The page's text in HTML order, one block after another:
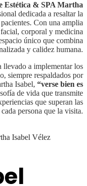
Estética & SPA Martha
dedicada a resaltar la
Con una amplia
corporal y medicina
único que combina
y calidez humana.
llevado a implementar los
siempre respaldados por
Isabel, “verse bien es
de vida que transmite
que superan las
persona que la visita.
Isabel Vélez